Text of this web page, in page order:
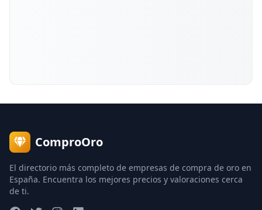
ComproOro
El directorio más completo de empresas de compra de oro en
España. Encuentra los mejores precios y valoraciones cerca
de ti.